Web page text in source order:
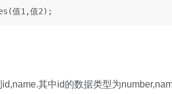
其中id的数据类型为